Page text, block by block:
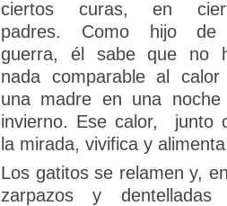
ciertos curas, en
padres. Como hijo
guerra, él sabe que no
nada comparable al calor
una madre en una noche
invierno. Ese calor, junto
la mirada, vivifica y
Los gatitos se relamen y,
zarpazos y dentelladas